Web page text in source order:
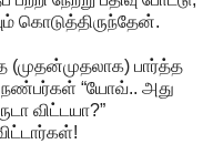
கொடுத்திருந்தேன்.
(முதன்முதலாக) பார்த்த
நண்பர்கள் “யோவ்.. அது
விட்டயா?”